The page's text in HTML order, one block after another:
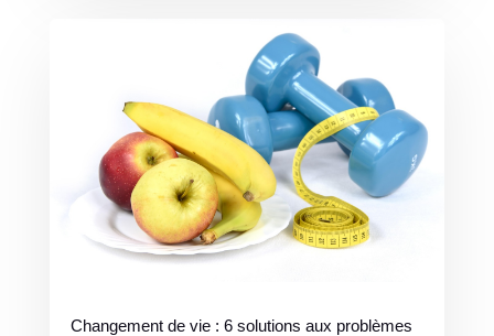
Changement de vie : 6 solutions aux problèmes